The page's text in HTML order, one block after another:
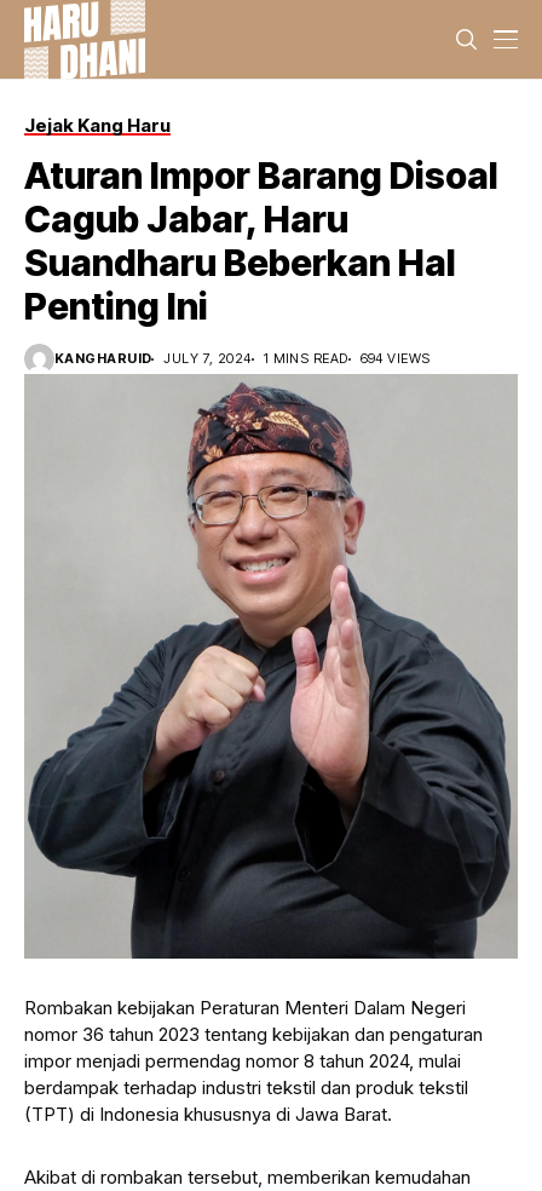
Jejak Kang Haru
Aturan Impor Barang Disoal
Cagub Jabar, Haru
Suandharu Beberkan Hal
Penting Ini
KANGHARUID JULY 7, 2024 1 MINS READ 694 VIEWS
Rombakan kebijakan Peraturan Menteri Dalam Negeri
nomor 36 tahun 2023 tentang kebijakan dan pengaturan
impor menjadi permendag nomor 8 tahun 2024, mulai
berdampak terhadap industri tekstil dan produk tekstil
(TPT) di Indonesia khususnya di Jawa Barat.
Akibat di rombakan tersebut, memberikan kemudahan